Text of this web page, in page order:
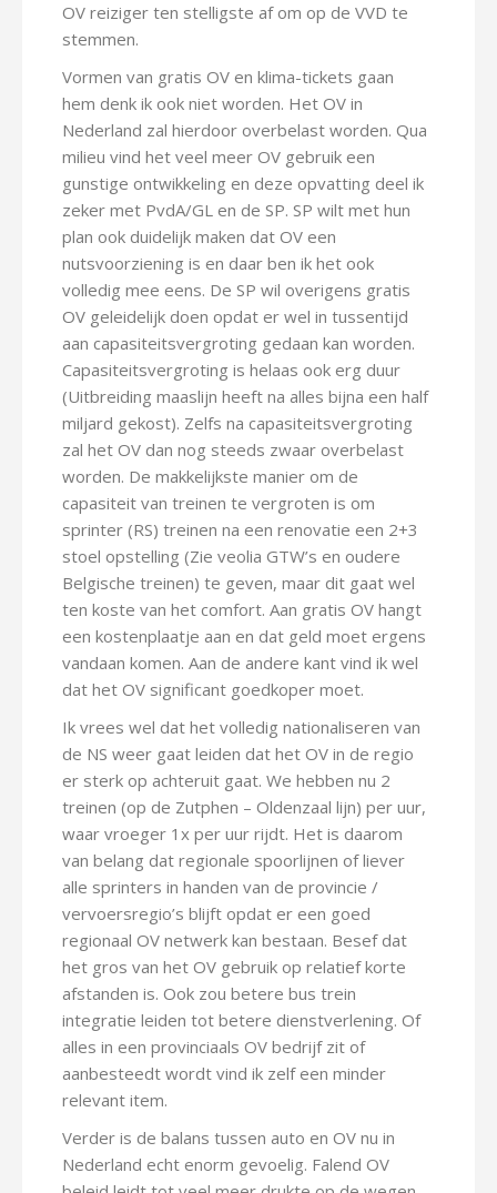
OV reiziger ten stelligste af om op de VVD te
stemmen.
Vormen van gratis OV en klima-tickets gaan
hem denk ik ook niet worden. Het OV in
Nederland zal hierdoor overbelast worden. Qua
milieu vind het veel meer OV gebruik een
gunstige ontwikkeling en deze opvatting deel ik
zeker met PvdA/GL en de SP. SP wilt met hun
plan ook duidelijk maken dat OV een
nutsvoorziening is en daar ben ik het ook
volledig mee eens. De SP wil overigens gratis
OV geleidelijk doen opdat er wel in tussentijd
aan capasiteitsvergroting gedaan kan worden.
Capasiteitsvergroting is helaas ook erg duur
(Uitbreiding maaslijn heeft na alles bijna een half
miljard gekost). Zelfs na capasiteitsvergroting
zal het OV dan nog steeds zwaar overbelast
worden. De makkelijkste manier om de
capasiteit van treinen te vergroten is om
sprinter (RS) treinen na een renovatie een 2+3
stoel opstelling (Zie veolia GTW’s en oudere
Belgische treinen) te geven, maar dit gaat wel
ten koste van het comfort. Aan gratis OV hangt
een kostenplaatje aan en dat geld moet ergens
vandaan komen. Aan de andere kant vind ik wel
dat het OV significant goedkoper moet.
Ik vrees wel dat het volledig nationaliseren van
de NS weer gaat leiden dat het OV in de regio
er sterk op achteruit gaat. We hebben nu 2
treinen (op de Zutphen – Oldenzaal lijn) per uur,
waar vroeger 1x per uur rijdt. Het is daarom
van belang dat regionale spoorlijnen of liever
alle sprinters in handen van de provincie /
vervoersregio’s blijft opdat er een goed
regionaal OV netwerk kan bestaan. Besef dat
het gros van het OV gebruik op relatief korte
afstanden is. Ook zou betere bus trein
integratie leiden tot betere dienstverlening. Of
alles in een provinciaals OV bedrijf zit of
aanbesteedt wordt vind ik zelf een minder
relevant item.
Verder is de balans tussen auto en OV nu in
Nederland echt enorm gevoelig. Falend OV